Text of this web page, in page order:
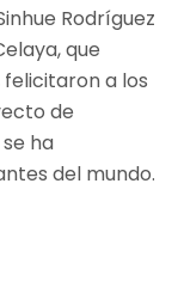
Rodríguez
que
a los
de
ha
del mundo.